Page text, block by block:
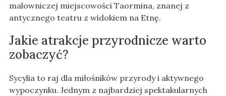
malowniczej miejscowości Taormina, znanej z
antycznego teatru z widokiem na Etnę.
Jakie atrakcje przyrodnicze warto
zobaczyć?
Sycylia to raj dla miłośników przyrody i aktywnego
wypoczynku. Jednym z najbardziej spektakularnych